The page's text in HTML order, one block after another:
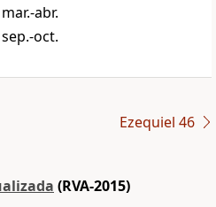
abr.
oct.
Ezequiel 46
(RVA-2015)